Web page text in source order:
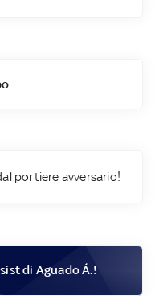
portiere avversario!
di Aguado Á.!